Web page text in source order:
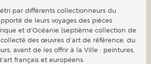
par différents collectionneurs du
de leurs voyages des pièces
et d’Océanie (septième collection de
des œuvres d’art de référence, du
avant de les offrir à la Ville : peintures,
français et européens.